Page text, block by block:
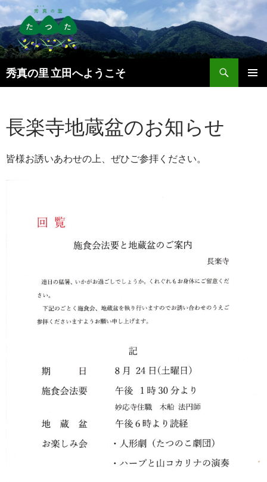
秀真の里 立田へようこそ
索
ン
ツ
ス
ッ
長楽寺地蔵盆のお知らせ
皆様お誘いあわせの上、ぜひご参拝ください。